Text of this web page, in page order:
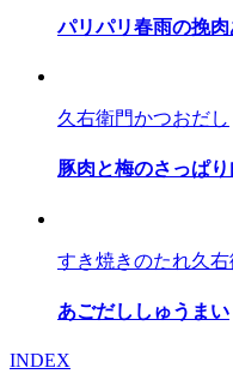
パリパリ春雨の挽
久右衛門かつおだし
豚肉と梅のさっぱ
すき焼きのたれ久
あごだししゅうまい
INDEX